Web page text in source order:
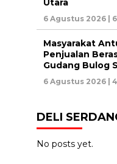
Utara
6 Agustus 2026 |
Masyarakat
Penjualan
Gudang Bulog
6 Agustus 2026 |
DELI
No posts yet.